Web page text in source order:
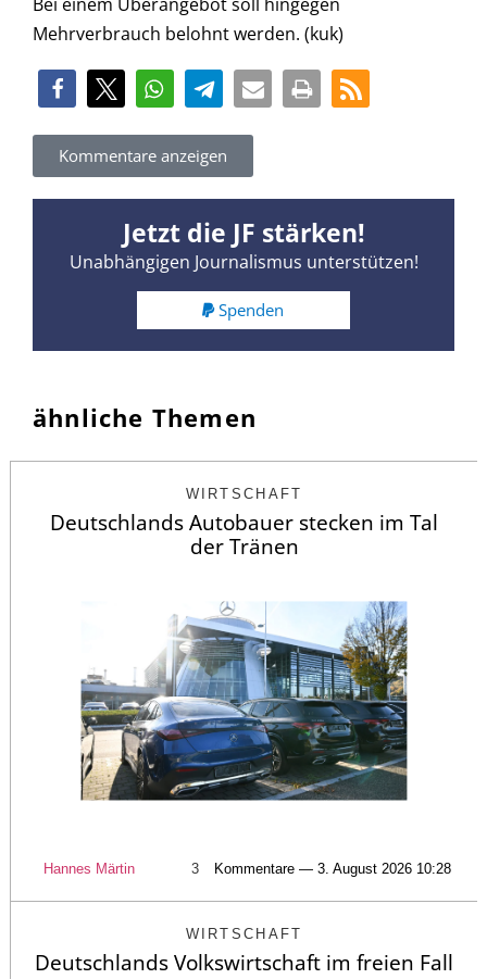
Mehrverbrauch belohnt werden. (kuk)
Kommentare anzeigen
Jetzt die JF stärken!
Unabhängigen Journalismus unterstützen!
Spenden
ähnliche Themen
WIRTSCHAFT
Deutschlands Autobauer stecken im Tal
der Tränen
Hannes Märtin 3 Kommentare — 3. August 2026 10:28
WIRTSCHAFT
Deutschlands Volkswirtschaft im freien Fall